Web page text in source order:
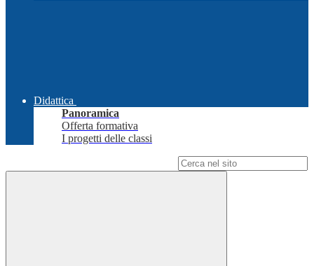
Didattica
Panoramica
Offerta formativa
I progetti delle classi